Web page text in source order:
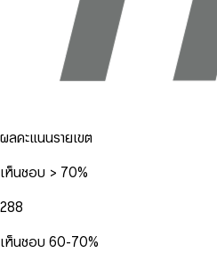
ผลคะแนนรายเขต
เห็นชอบ > 70%
288
เห็นชอบ 60-70%